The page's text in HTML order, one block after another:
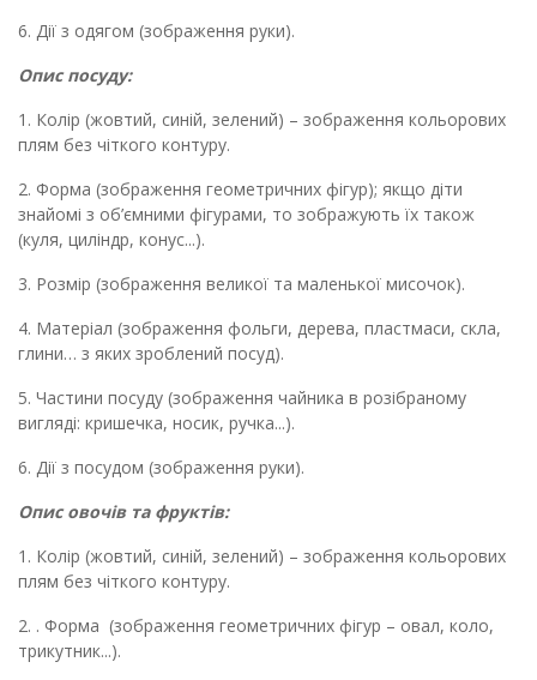
6. Дії з одягом (зображення руки).
Опис посуду:
1. Колір (жовтий, синій, зелений) – зображення кольорових
плям без чіткого контуру.
2. Форма (зображення геометричних фігур); якщо діти
знайомі з об’ємними фігурами, то зображують їх також
(куля, циліндр, конус...).
3. Розмір (зображення великої та маленької мисочок).
4. Матеріал (зображення фольги, дерева, пластмаси, скла,
глини… з яких зроблений посуд).
5. Частини посуду (зображення чайника в розібраному
вигляді: кришечка, носик, ручка...).
6. Дії з посудом (зображення руки).
Опис овочів та фруктів:
1. Колір (жовтий, синій, зелений) – зображення кольорових
плям без чіткого контуру.
2. . Форма (зображення геометричних фігур – овал, коло,
трикутник...).